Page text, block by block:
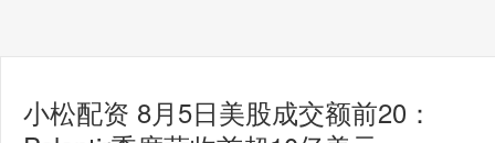
小松配资 8月5日美股成交额前20：